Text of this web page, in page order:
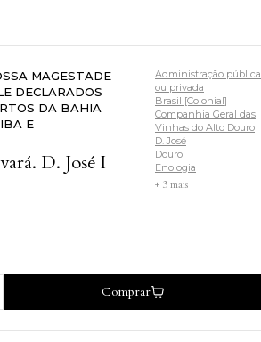
MAGESTADE
DECLARADOS
DA BAHIA
E
D. José I
Administração pública
ou privada
Brasil [Colonial]
Companhia Geral das
Vinhas do Alto Douro
D. José
Douro
Enologia
+ 3 mais
Comprar